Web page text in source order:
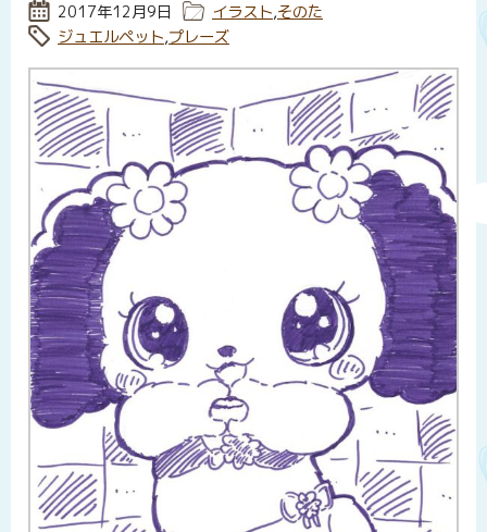
投稿日:
2017年12月9日 カテゴリー:
イラスト,そのた
タグ:
ジュエルペット,プレーズ